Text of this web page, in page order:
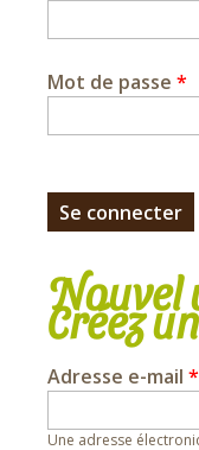
Mot de passe *
Nouvel
Créez
Adresse e-mail *
Une adresse